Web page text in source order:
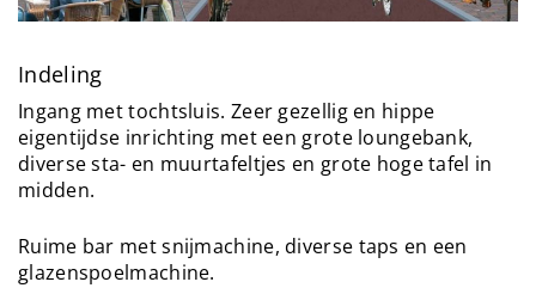
Indeling
Ingang met tochtsluis. Zeer gezellig en hippe
eigentijdse inrichting met een grote loungebank,
diverse sta- en muurtafeltjes en grote hoge tafel in
midden.
Ruime bar met snijmachine, diverse taps en een
glazenspoelmachine.